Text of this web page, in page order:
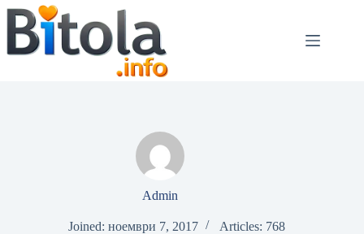
Admin
Joined: ноември 7, 2017 Articles: 768